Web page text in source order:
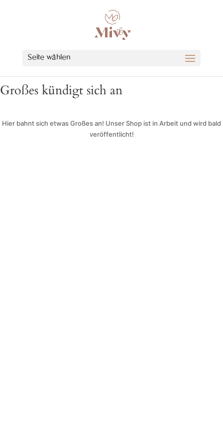
Seite wählen
Großes kündigt sich an
Hier bahnt sich etwas Großes an! Unser Shop ist in Arbeit und wird bald
veröffentlicht!